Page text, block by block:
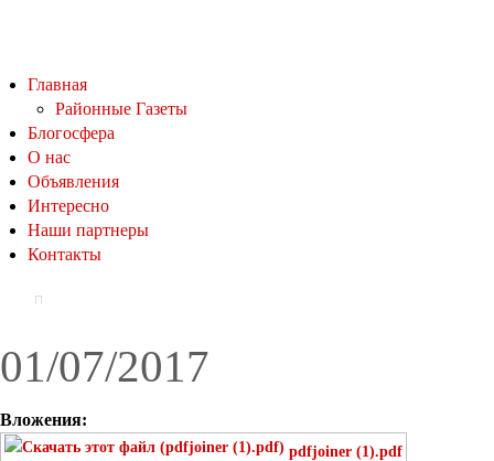
Главная
Районные Газеты
Блогосфера
О нас
Объявления
Интересно
Наши партнеры
Контакты
01/07/2017
Вложения:
pdfjoiner (1).pdf